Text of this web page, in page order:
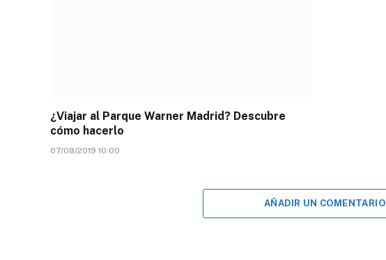
¿Viajar al Parque Warner Madrid? Descubre
cómo hacerlo
07/08/2019 10:00
AÑADIR UN COMENTARIO